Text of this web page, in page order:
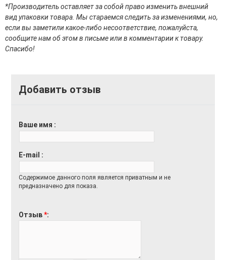
Средства для депиляции
Туалетная вода для тела
Уход для ног
Уход для рук
Наборы косметики для мужчин
Уход за мужскими волосами
Бренды
О Магазине
Каталог
Отзывы
*Производитель оставляет за собой право изменить внешний
вид упаковки товара. Мы стараемся следить за изменениями, но,
если вы заметили какое-либо несоответствие, пожалуйста,
сообщите нам об этом в письме или в комментарии к товару.
Спасибо!
Добавить отзыв
Ваше имя
E-mail
Содержимое данного поля является приватным и не
предназначено для показа.
Отзыв*